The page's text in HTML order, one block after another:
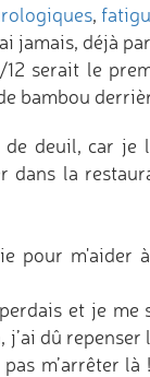
,
jamais, déjà
12 serait le
bambou
deuil, car
dans la
pour
et je
dû
m’arrêter